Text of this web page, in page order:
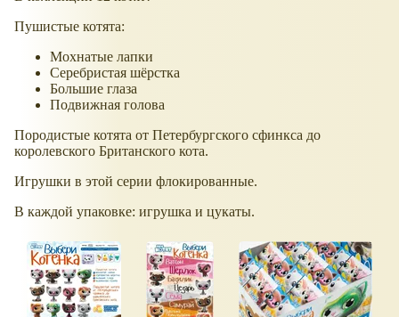
Пушистые котята:
Мохнатые лапки
Серебристая шёрстка
Большие глаза
Подвижная голова
Породистые котята от Петербургского сфинкса до
королевского Британского кота.
Игрушки в этой серии флокированные.
В каждой упаковке: игрушка и цукаты.